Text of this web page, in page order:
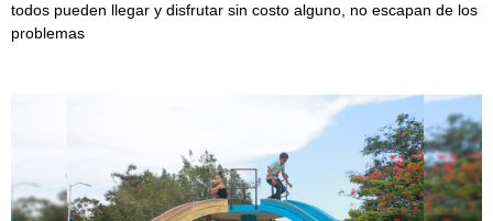
todos pueden llegar y disfrutar sin costo alguno, no escapan de los
problemas